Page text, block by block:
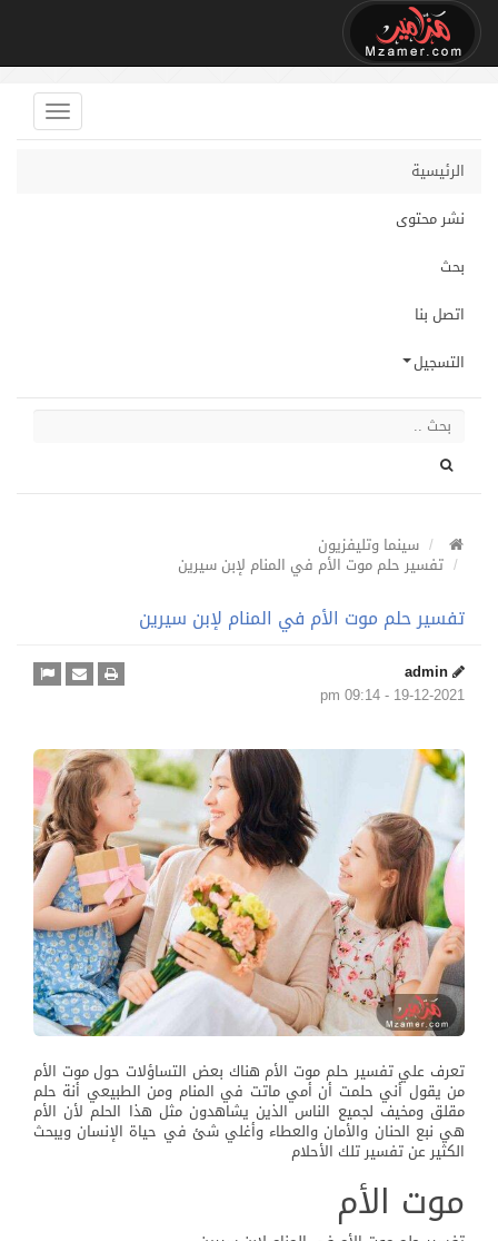
الرئيسية
نشر محتوى
بحث
اتصل بنا
التسجيل
سينما وتليفزيون
تفسير حلم موت الأم في المنام لإبن سيرين
تفسير حلم موت الأم في المنام لإبن سيرين
admin
19-12-2021 - 09:14 pm
تعرف علي تفسير حلم موت الأم هناك بعض التساؤلات حول موت الأم
من يقول أني حلمت أن أمي ماتت في المنام ومن الطبيعي أنة حلم
مقلق ومخيف لجميع الناس الذين يشاهدون مثل هذا الحلم لأن الأم
هي نبع الحنان والأمان والعطاء وأغلي شئ في حياة الإنسان ويبحث
الكثير عن تفسير تلك الأحلام
موت الأم